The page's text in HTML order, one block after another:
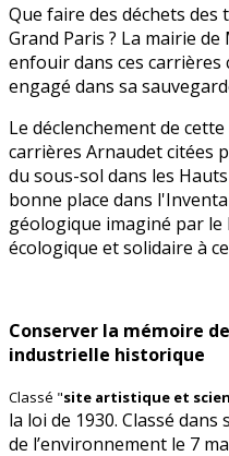
Que faire des déchets
Grand Paris ? La mairie
enfouir dans ces carrières
engagé dans sa
Le déclenchement de
carrières Arnaudet citées
du sous-sol dans les
bonne place dans
géologique imaginé par
écologique et solidaire à
Conserver la mémoire
industrielle historique
Classé "site artistique et
la loi de 1930. Classé
de l’environnement le 7